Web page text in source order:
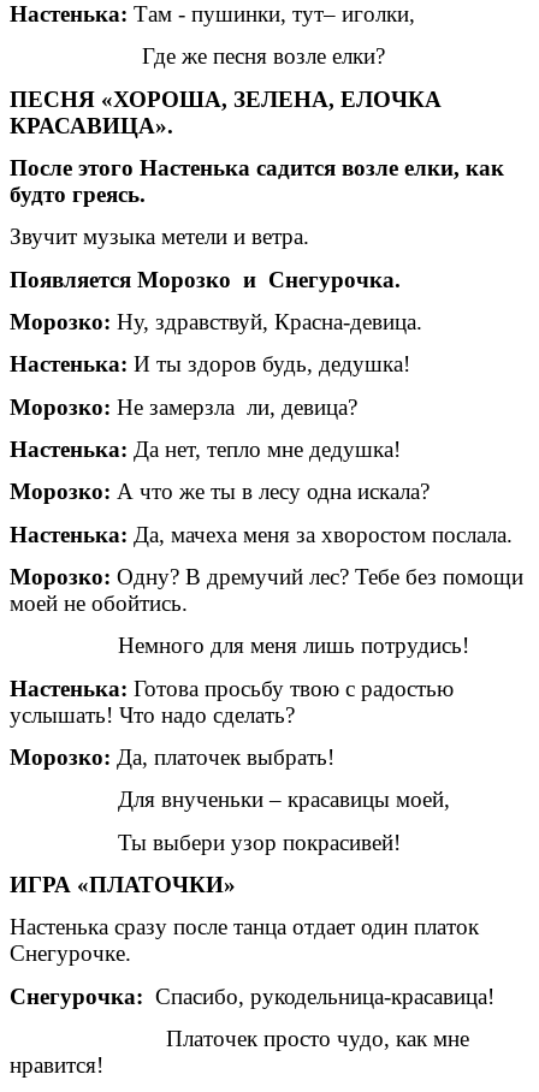
Настенька: Там - пушинки, тут– иголки,
Где же песня возле елки?
ПЕСНЯ «ХОРОША, ЗЕЛЕНА, ЕЛОЧКА
КРАСАВИЦА».
После этого Настенька садится возле елки, как
будто греясь.
Звучит музыка метели и ветра.
Появляется Морозко и Снегурочка.
Морозко: Ну, здравствуй, Красна-девица.
Настенька: И ты здоров будь, дедушка!
Морозко: Не замерзла ли, девица?
Настенька: Да нет, тепло мне дедушка!
Морозко: А что же ты в лесу одна искала?
Настенька: Да, мачеха меня за хворостом послала.
Морозко: Одну? В дремучий лес? Тебе без помощи
моей не обойтись.
Немного для меня лишь потрудись!
Настенька: Готова просьбу твою с радостью
услышать! Что надо сделать?
Морозко: Да, платочек выбрать!
Для внученьки – красавицы моей,
Ты выбери узор покрасивей!
ИГРА «ПЛАТОЧКИ»
Настенька сразу после танца отдает один платок
Снегурочке.
Снегурочка: Спасибо, рукодельница-красавица!
Платочек просто чудо, как мне
нравится!